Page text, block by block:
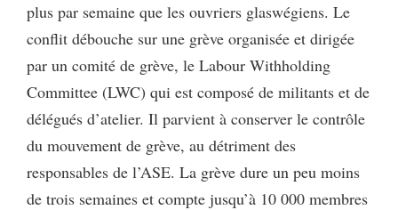
plus par semaine que les ouvriers glaswégiens. Le
conflit débouche sur une grève organisée et dirigée
par un comité de grève, le Labour Withholding
Committee (LWC) qui est composé de militants et de
délégués d’atelier. Il parvient à conserver le contrôle
du mouvement de grève, au détriment des
responsables de l’ASE. La grève dure un peu moins
de trois semaines et compte jusqu’à 10 000 membres